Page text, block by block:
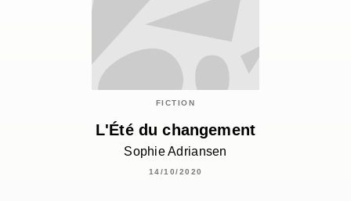
FICTION
L'Été du changement
Sophie Adriansen
14/10/2020